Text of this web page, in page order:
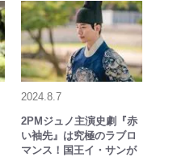
2024.8.7
2PMジュノ主演史劇『赤
い袖先』は究極のラブロ
マンス！国王イ・サンが